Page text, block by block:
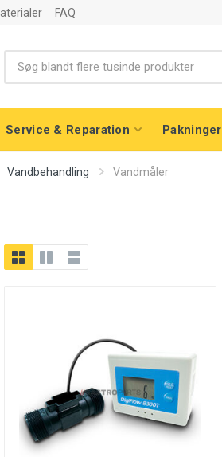
FAQ
Service & Reparation Pakninger
Vandbehandling Vandmåler